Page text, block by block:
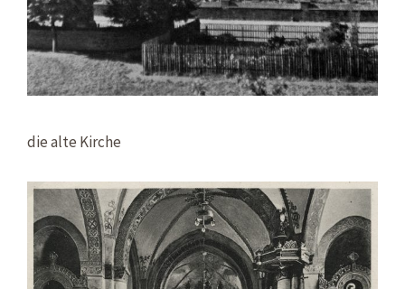
die alte Kirche